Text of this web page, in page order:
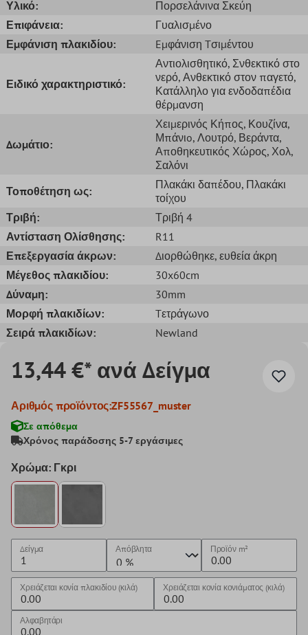
Υλικό:
Πορσελάνινα Σκεύη
Επιφάνεια:
Γυαλισμένο
Εμφάνιση πλακιδίου:
Eμφάνιση Tσιμέντου
Ειδικό χαρακτηριστικό:
Αντιολισθητικό, Σνθεκτικό στο
νερό, Ανθεκτικό στον παγετό,
Κατάλληλο για ενδοδαπέδια
θέρμανση
Δωμάτιο:
Χειμερινός Κήπος, Κουζίνα,
Μπάνιo, Λουτρό, Βεράντα,
Αποθηκευτικός Χώρος, Χολ,
Σαλόνι
Τοποθέτηση ως:
Πλακάκι δαπέδου, Πλακάκι
τοίχου
Τριβή:
Τριβή 4
Αντίσταση Ολίσθησης:
R11
Επεξεργασία άκρων:
Διορθώθηκε, ευθεία άκρη
Μέγεθος πλακιδίου:
30x60cm
Δύναμη:
30mm
Μορφή πλακιδίων:
Tετράγωνο
Σειρά πλακιδίων:
Newland
13,44 €* ανά Δείγμα
Αριθμός προϊόντος:ZF55567_muster
Σε απόθεμα
Χρόνος παράδοσης 5-7 εργάσιμες
Χρώμα: Γκρι
Δείγμα Απόβλητα Προϊόνm²
Χρειάζεται κονία πλακιδίου (κιλά) Χρειάζεται κονία κονιάματος (κιλά)
Αλφαβητάρι